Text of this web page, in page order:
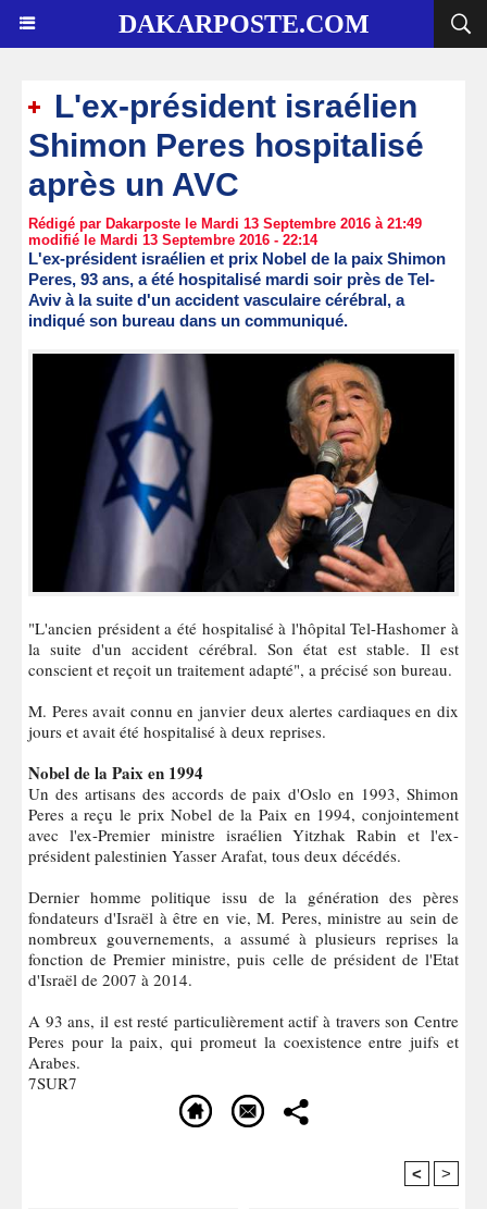
DAKARPOSTE.COM
L'ex-président israélien
Shimon Peres hospitalisé
après un AVC
Rédigé par Dakarposte le Mardi 13 Septembre 2016 à 21:49
modifié le Mardi 13 Septembre 2016 - 22:14
L'ex-président israélien et prix Nobel de la paix Shimon
Peres, 93 ans, a été hospitalisé mardi soir près de Tel-
Aviv à la suite d'un accident vasculaire cérébral, a
indiqué son bureau dans un communiqué.
"L'ancien président a été hospitalisé à l'hôpital Tel-Hashomer à
la suite d'un accident cérébral. Son état est stable. Il est
conscient et reçoit un traitement adapté", a précisé son bureau.
M. Peres avait connu en janvier deux alertes cardiaques en dix
jours et avait été hospitalisé à deux reprises.
Nobel de la Paix en 1994
Un des artisans des accords de paix d'Oslo en 1993, Shimon
Peres a reçu le prix Nobel de la Paix en 1994, conjointement
avec l'ex-Premier ministre israélien Yitzhak Rabin et l'ex-
président palestinien Yasser Arafat, tous deux décédés.
Dernier homme politique issu de la génération des pères
fondateurs d'Israël à être en vie, M. Peres, ministre au sein de
nombreux gouvernements, a assumé à plusieurs reprises la
fonction de Premier ministre, puis celle de président de l'Etat
d'Israël de 2007 à 2014.
A 93 ans, il est resté particulièrement actif à travers son Centre
Peres pour la paix, qui promeut la coexistence entre juifs et
Arabes.
7SUR7
< >